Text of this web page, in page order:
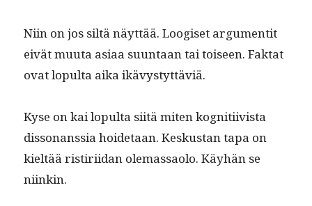
Niin on jos siltä näyt­tää. Loogiset argu­men­tit
eivät muu­ta asi­aa suun­taan tai toiseen. Fak­tat
ovat lop­ul­ta aika ikävystyttäviä.
Kyse on kai lop­ul­ta siitä miten kog­ni­ti­ivista
dis­so­nanssia hoide­taan. Keskus­tan tapa on
kieltää ris­tiri­idan ole­mas­sao­lo. Käy­hän se
niinkin.